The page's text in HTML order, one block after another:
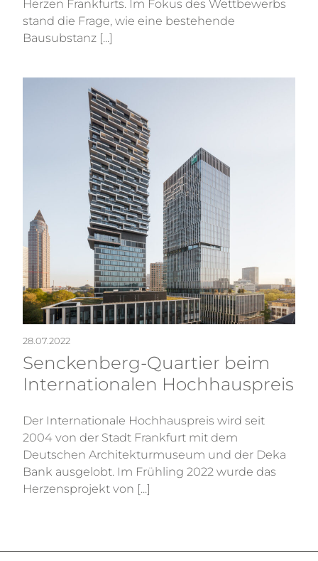
Herzen Frankfurts. Im Fokus des Wettbewerbs
stand die Frage, wie eine bestehende
Bausubstanz [...]
28.07.2022
Senckenberg-Quartier beim
Internationalen Hochhauspreis
Der Internationale Hochhauspreis wird seit
2004 von der Stadt Frankfurt mit dem
Deutschen Architekturmuseum und der Deka
Bank ausgelobt. Im Frühling 2022 wurde das
Herzensprojekt von [...]